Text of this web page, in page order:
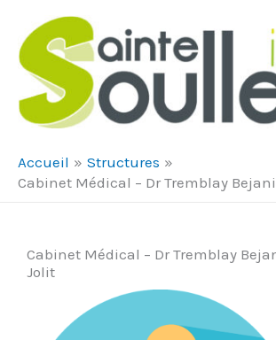
Accueil
Structures
Cabinet Médical – Dr Tremblay
Cabinet Médical – Dr Tremblay
Jolit